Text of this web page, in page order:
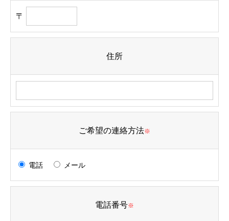
〒
住所
ご希望の連絡方法※
電話 メール
電話番号※